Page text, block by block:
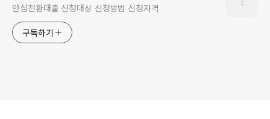
안심전환대출 신청대상 신청방법 신청자격
구독하기